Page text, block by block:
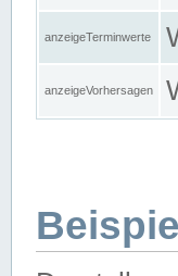
anzeigeTerminwerte
anzeigeVorhersagen